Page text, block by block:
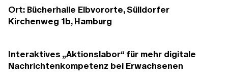
Ort: Bücherhalle Elbvororte, Sülldorfer
Kirchenweg 1b, Hamburg
Interaktives „Aktionslabor“ für mehr digitale
Nachrichtenkompetenz bei Erwachsenen